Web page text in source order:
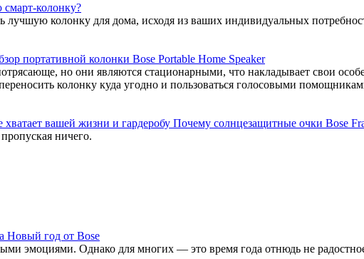
колонку?
колонку для дома, исходя из ваших индивидуальных
портативной колонки Bose Portable Home Speaker
но они являются стационарными, что накладывает свои
колонку куда угодно и пользоваться голосовыми
Почему солнцезащитные очки Bose
ничего.
Новый год от Bose
эмоциями. Однако для многих — это время года отнюдь не